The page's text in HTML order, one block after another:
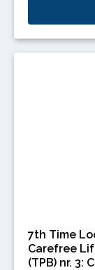
7th Time
Carefree
(TPB) nr. 3: